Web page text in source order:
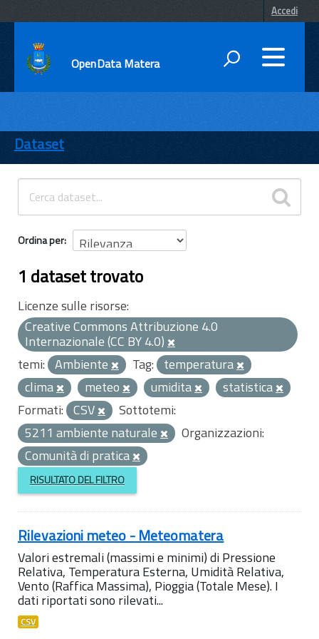
Accedi
OpenData Matera
ENTI
TEMI
INFORMAZIONI
Dataset
Ordina per
1 dataset trovato
Licenze sulle risorse:
Creative Commons Attribuzione 4.0
Internazionale (CC BY 4.0)
temi: Ambiente Tag: temperatura
clima
meteo umidita
statistica
Formati: CSV
Sottotemi:
5211 ambiente naturale
Organizzazioni:
Comunità di pratica
RISULTATO DEL FILTRO
Rilevazioni meteo - Meteomatera
Valori estremali (massimi e minimi) di Pressione
Relativa, Temperatura Esterna, Umidità Relativa,
Vento (Raffica Massima), Pioggia (Totale Mese). I
dati riportati sono rilevati...
CSV